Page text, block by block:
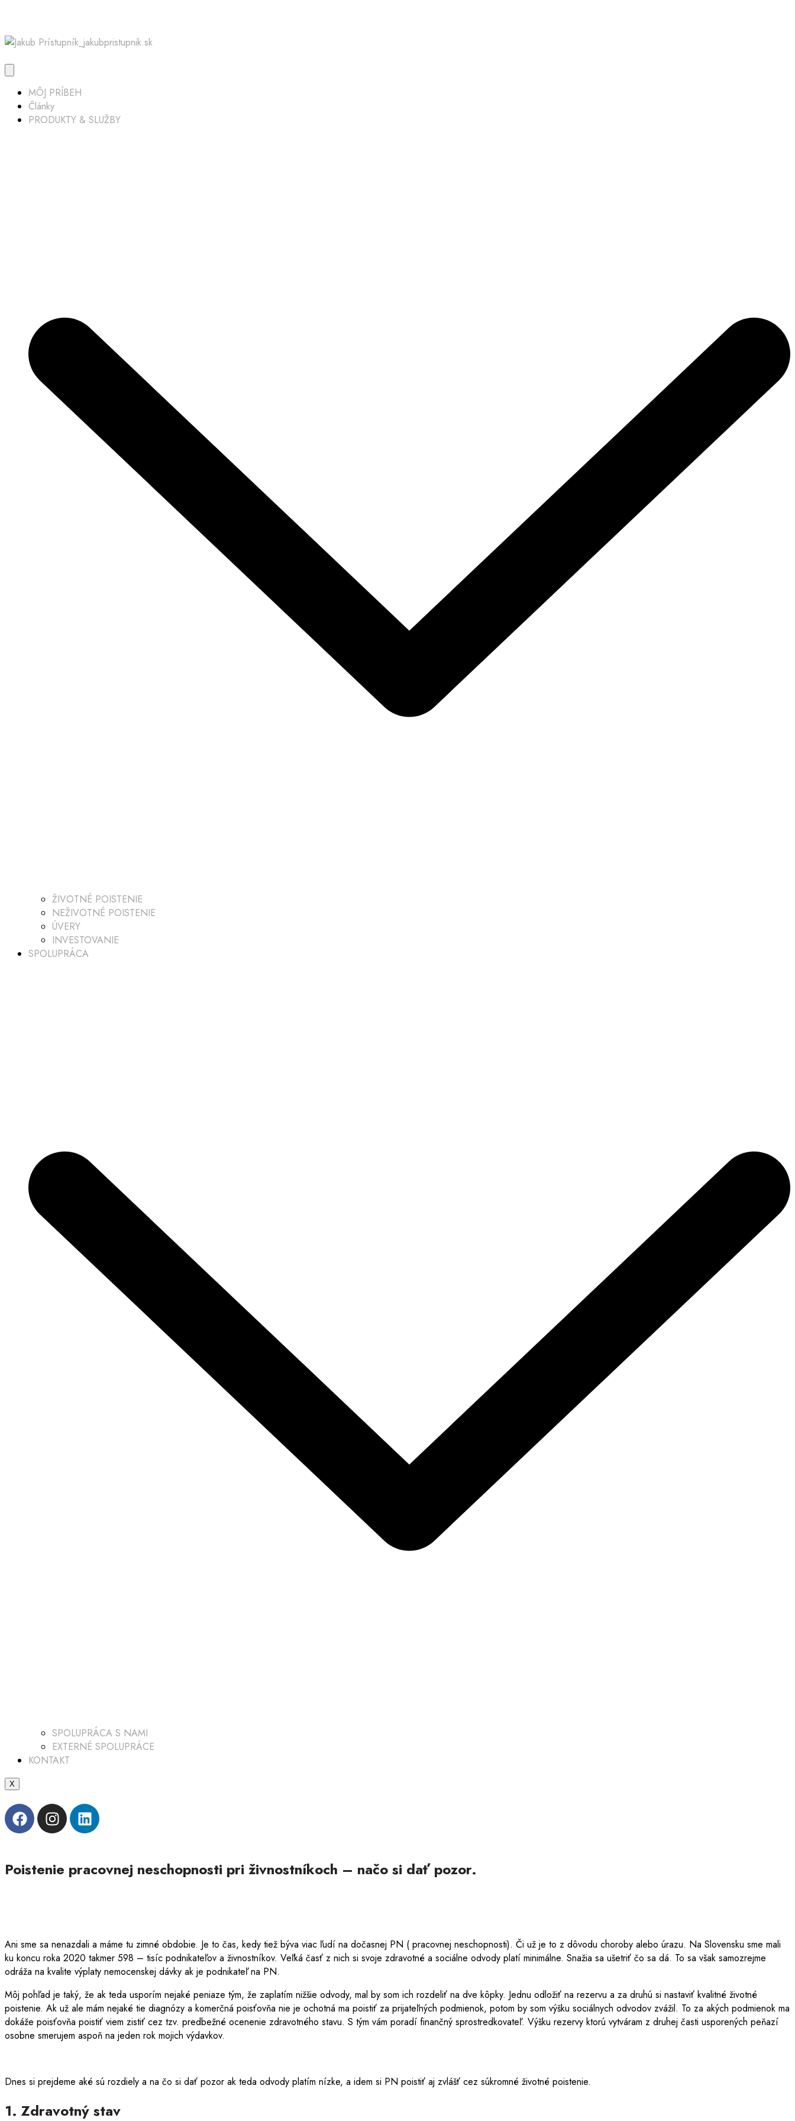
MÔJ PRÍBEH
Články
PRODUKTY & SLUŽBY
ŽIVOTNÉ POISTENIE
NEŽIVOTNÉ POISTENIE
ÚVERY
INVESTOVANIE
SPOLUPRÁCA
SPOLUPRÁCA S NAMI
EXTERNÉ SPOLUPRÁCE
KONTAKT
X
Poistenie pracovnej neschopnosti pri živnostníkoch – načo si dať pozor.
Ani sme sa nenazdali a máme tu zimné obdobie. Je to čas, kedy tiež býva viac ľudí na dočasnej PN ( pracovnej neschopnosti). Či už je to z dôvodu choroby alebo úrazu. Na Slovensku sme mali
ku koncu roka 2020 takmer 598 – tisíc podnikateľov a živnostníkov. Veľká časť z nich si svoje zdravotné a sociálne odvody platí minimálne. Snažia sa ušetriť čo sa dá. To sa však samozrejme
odráža na kvalite výplaty nemocenskej dávky ak je podnikateľ na PN.
Môj pohľad je taký, že ak teda usporím nejaké peniaze tým, že zaplatím nižšie odvody, mal by som ich rozdeliť na dve kôpky. Jednu odložiť na rezervu a za druhú si nastaviť kvalitné životné
poistenie. Ak už ale mám nejaké tie diagnózy a komerčná poisťovňa nie je ochotná ma poistiť za prijateľných podmienok, potom by som výšku sociálnych odvodov zvážil. To za akých podmienok ma
dokáže poisťovňa poistiť viem zistiť cez tzv. predbežné ocenenie zdravotného stavu. S tým vám poradí finančný sprostredkovateľ. Výšku rezervy ktorú vytváram z druhej časti usporených peňazí
osobne smerujem aspoň na jeden rok mojich výdavkov.
Dnes si prejdeme aké sú rozdiely a na čo si dať pozor ak teda odvody platím nízke, a idem si PN poistiť aj zvlášť cez súkromné životné poistenie.
1. Zdravotný stav